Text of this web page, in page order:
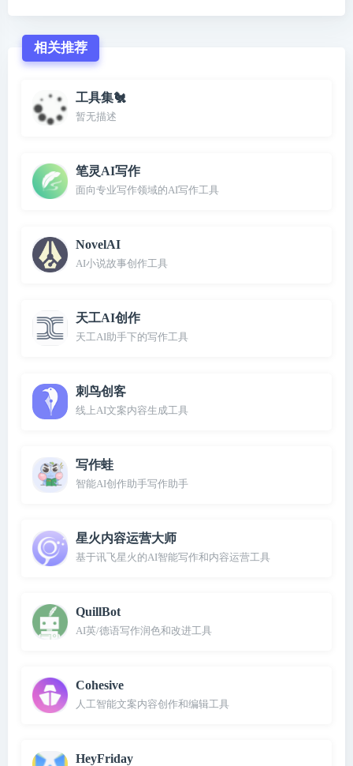
相关推荐
工具集🐔
暂无描述
笔灵AI写作
面向专业写作领域的AI写作工具
NovelAI
AI小说故事创作工具
天工AI创作
天工AI助手下的写作工具
刺鸟创客
线上AI文案内容生成工具
写作蛙
智能AI创作助手写作助手
星火内容运营大师
基于讯飞星火的AI智能写作和内容运营工具
QuillBot
AI英/德语写作润色和改进工具
Cohesive
人工智能文案内容创作和编辑工具
HeyFriday